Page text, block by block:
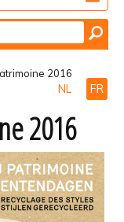
2016
NL FR
2016